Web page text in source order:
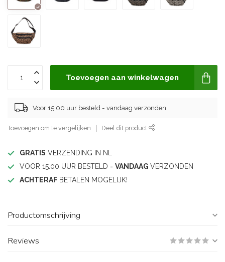
Toevoegen aan winkelwagen
Voor 15.00 uur besteld = vandaag verzonden
Toevoegen om te vergelijken Deel dit product
GRATIS VERZENDING IN NL
VOOR 15.00 UUR BESTELD = VANDAAG VERZONDEN
ACHTERAF BETALEN MOGELIJK!
Productomschrijving
Reviews